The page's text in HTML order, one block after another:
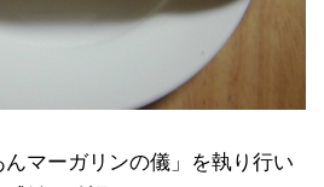
マーガリンの儀」を執り行い